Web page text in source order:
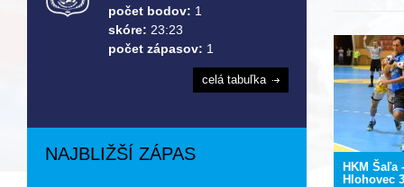
HKM Šaľa
Hlohovec
počet bodov: 1
skóre: 23:23
počet zápasov: 1
celá tabuľka
NAJBLIŽŠÍ ZÁPAS